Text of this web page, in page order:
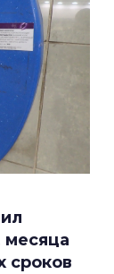
месяца
сроков